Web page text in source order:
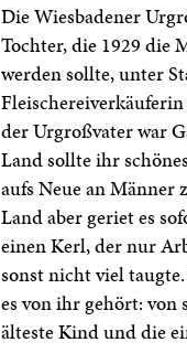
Die Wiesbadener
Tochter, die 1929 die
werden sollte, unter
Fleischereiverkäuferin
der Urgroßvater war
Land sollte ihr
aufs Neue an Männer
Land aber geriet es
einen Kerl, der nur
sonst nicht viel
es von ihr gehört: von
älteste Kind und die